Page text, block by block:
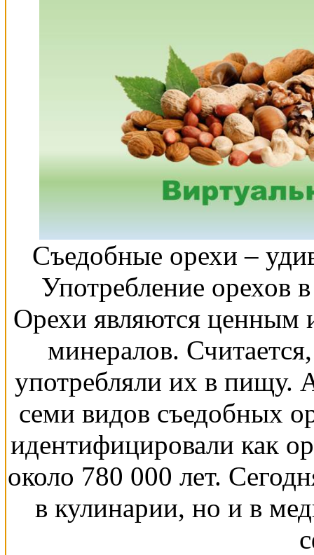
Съедобные орехи –
Употребление орехов
Орехи являются ценным
минералов.
употребляли их в пищу.
семи видов съедобных
идентифицировали как
около 780 000 лет.
в кулинарии, но и в